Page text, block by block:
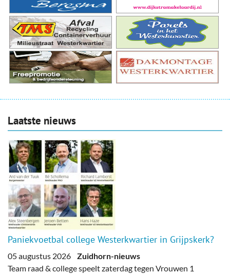
Laatste nieuws
Paniekvoetbal college Westerkwartier in Grijpskerk?
05 augustus 2026 Zuidhorn-nieuws
Team raad & college speelt zaterdag tegen Vrouwen 1